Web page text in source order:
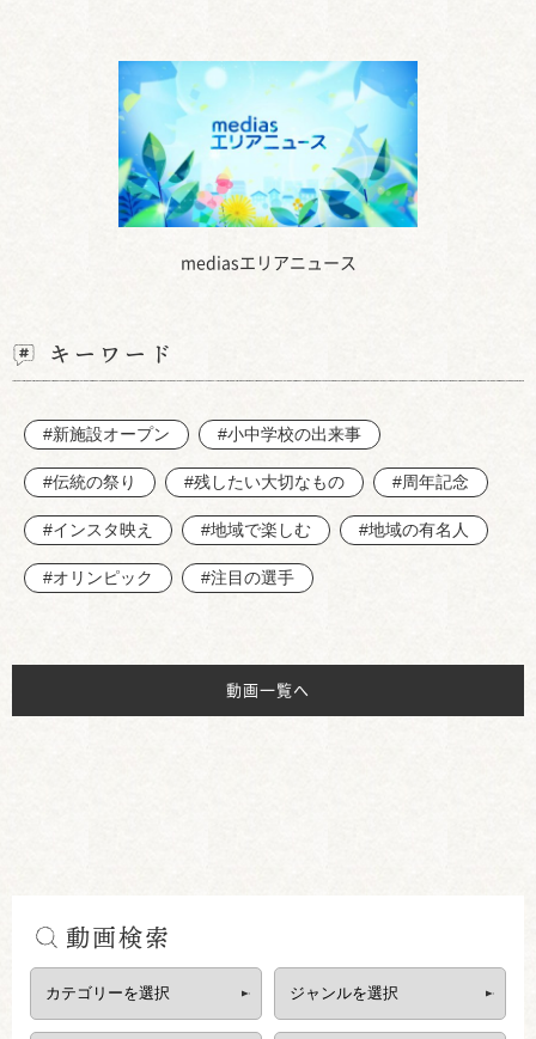
mediasエリアニュース
キーワード
#新施設オープン #小中学校の出来事
#伝統の祭り #残したい大切なもの #周年記念
#インスタ映え #地域で楽しむ #地域の有名人
#オリンピック #注目の選手
動画一覧へ
動画検索